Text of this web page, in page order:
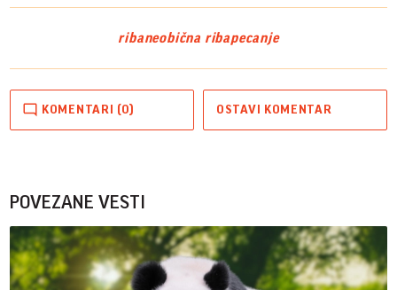
ribaneobična ribapecanje
KOMENTARI (0) OSTAVI KOMENTAR
POVEZANE VESTI